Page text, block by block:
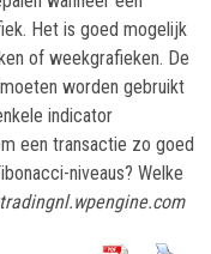
Het is goed mogelijk
of weekgrafieken. De
worden gebruikt
indicator
een transactie zo goed
niveaus? Welke